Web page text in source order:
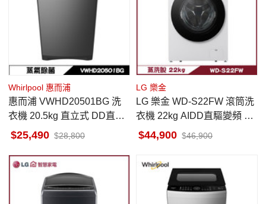
Whirlpool 惠而浦
惠而浦 VWHD20501BG 洗
衣機 20.5kg 直立式 DD直驅
變頻 洗劑自動投入
25,490 28,800
LG 樂金
LG 樂金 WD-S22FW 滾筒洗
衣機 22kg AIDD直驅變頻 蒸
氣洗 殺菌除螨
44,900 46,900